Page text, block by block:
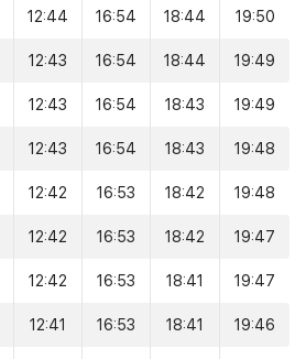
12:44 16:54 18:44 19:50
12:43 16:54 18:44 19:49
12:43 16:54 18:43 19:49
12:43 16:54 18:43 19:48
12:42 16:53 18:42 19:48
12:42 16:53 18:42 19:47
12:42 16:53 18:41 19:47
12:41 16:53 18:41 19:46